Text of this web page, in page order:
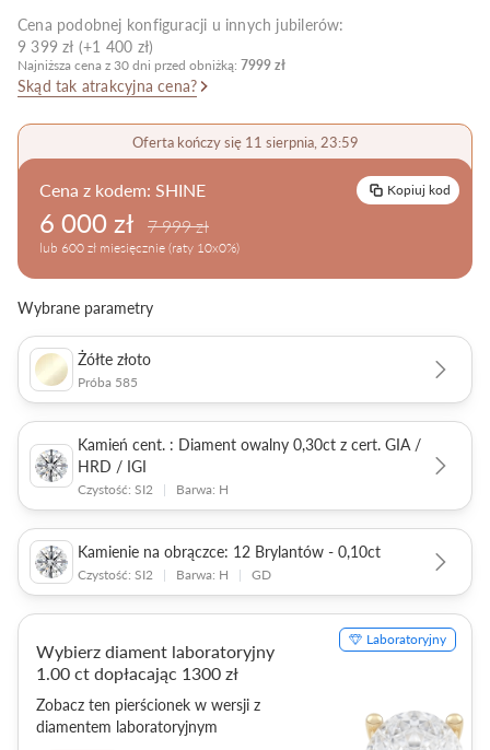
Pielęgnacja biżuterii
Cena podobnej konfiguracji u innych jubilerów:
9 399 zł (+1 400 zł)
Najniższa cena z 30 dni przed obniżką: 7999 zł
Skąd tak atrakcyjna cena?
Oferta kończy się 11 sierpnia, 23:59
Cena z kodem: SHINE Kopiuj kod
6 000 zł 7 999 zł
lub 600 zł miesięcznie (raty 10x0%)
Wybrane parametry
Żółte złoto
Próba 585
Kamień cent. : Diament owalny 0,30ct z cert. GIA /
HRD / IGI
Czystość: SI2 | Barwa: H
Kamienie na obrączce: 12 Brylantów - 0,10ct
Czystość: SI2 | Barwa: H | GD
Laboratoryjny
Wybierz diament laboratoryjny
1.00 ct dopłacając 1300 zł
Zobacz ten pierścionek w wersji z
diamentem laboratoryjnym